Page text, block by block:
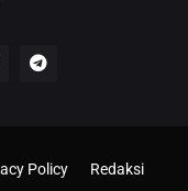
Policy Redaksi